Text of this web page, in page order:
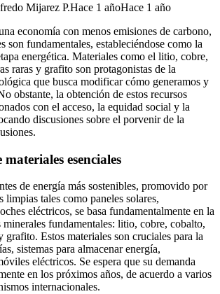
Mijarez P.Hace 1 añoHace 1 año
economía con menos emisiones de carbono,
son fundamentales, estableciéndose como la
energética. Materiales como el litio, cobre,
raras y grafito son protagonistas de la
que busca modificar cómo generamos y
obstante, la obtención de estos recursos
con el acceso, la equidad social y la
discusiones sobre el porvenir de la
esenciales
de energía más sostenibles, promovido por
limpias tales como paneles solares,
eléctricos, se basa fundamentalmente en la
minerales fundamentales: litio, cobre, cobalto,
grafito. Estos materiales son cruciales para la
sistemas para almacenar energía,
eléctricos. Se espera que su demanda
en los próximos años, de acuerdo a varios
internacionales.